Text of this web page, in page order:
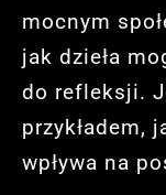
mocnym
jak dzieła
do refleksji.
przykładem,
wpływa na